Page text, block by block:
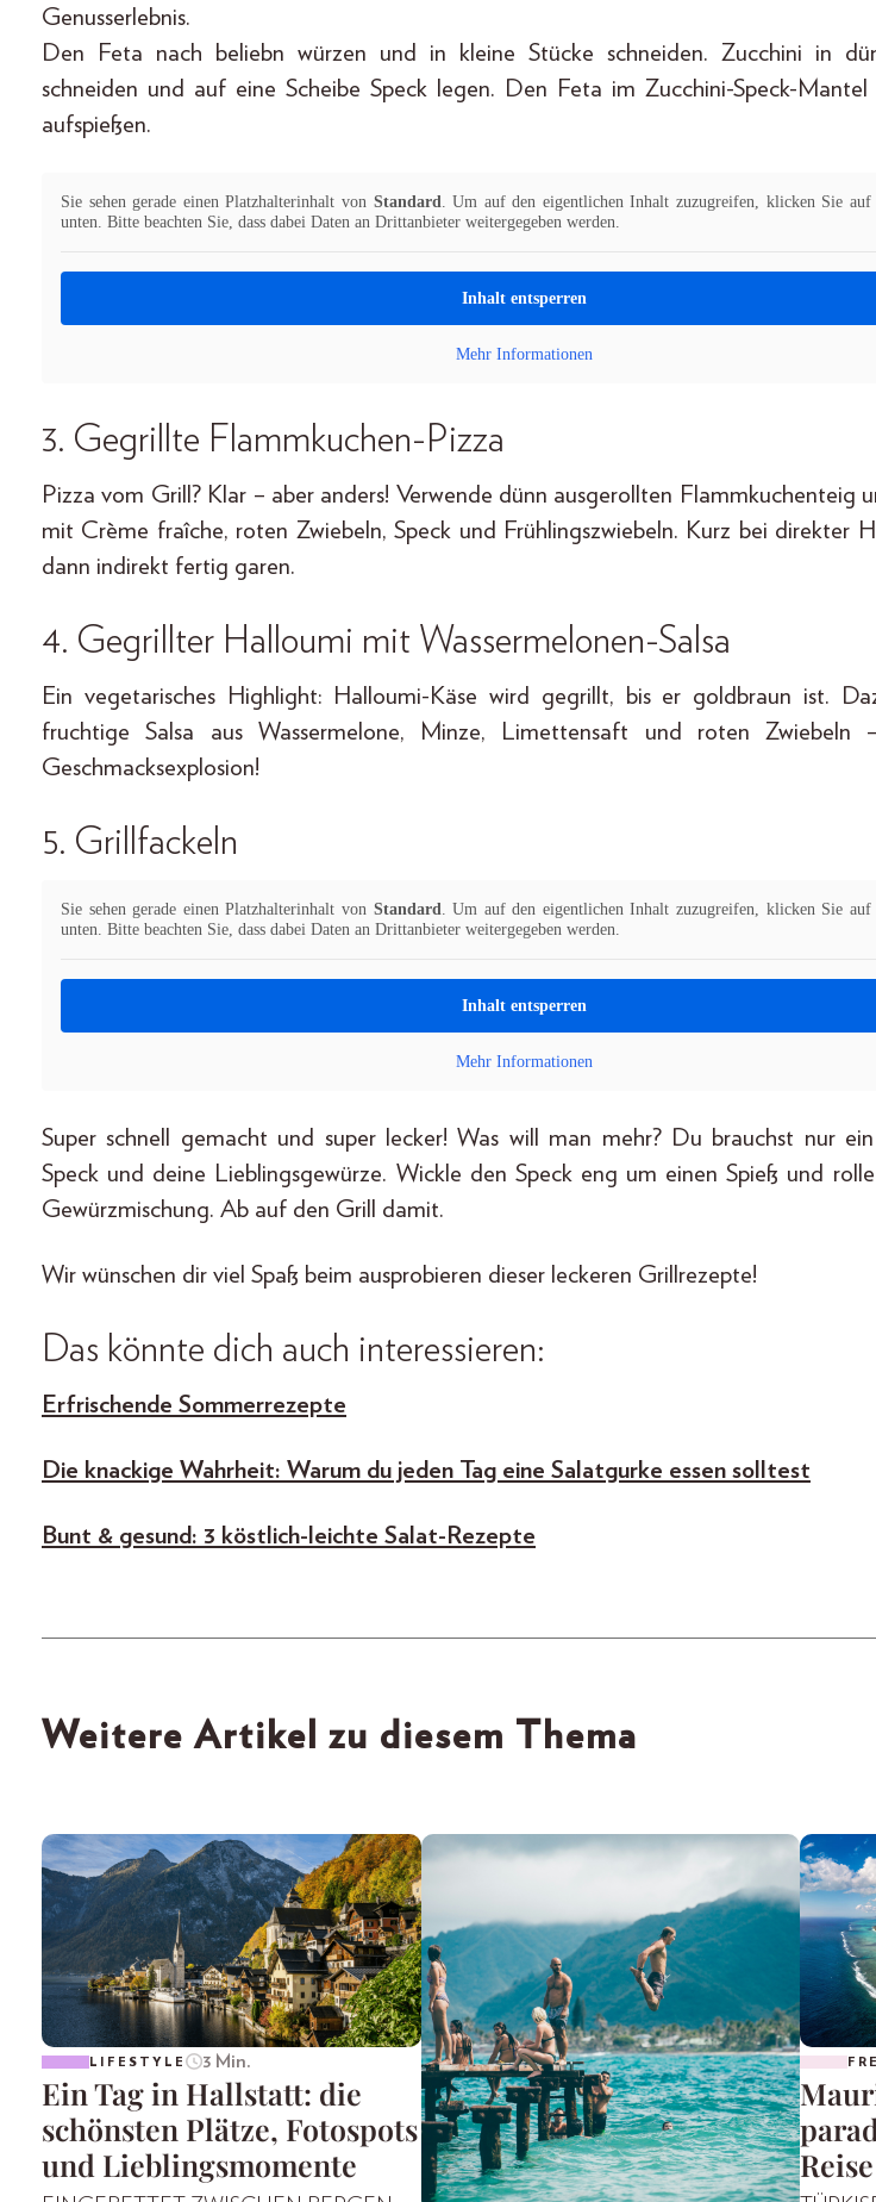
Genusserlebnis.
Den Feta nach beliebn würzen und in kleine Stücke schneiden. Zucchini in
schneiden und auf eine Scheibe Speck legen. Den Feta im Zucchini-Speck-Mantel
aufspießen.
Sie sehen gerade einen Platzhalterinhalt von Standard
. Um auf den eigentlichen Inhalt zuzugreifen, klicken Sie auf
unten. Bitte beachten Sie, dass dabei Daten an Drittanbieter weitergegeben werden.
Inhalt entsperren
Mehr Informationen
3. Gegrillte Flammkuchen-Pizza
Pizza vom Grill? Klar – aber anders! Verwende dünn ausgerollten Flammkuchenteig
mit Crème fraîche, roten Zwiebeln, Speck und Frühlingszwiebeln. Kurz bei direkter
dann indirekt fertig garen.
4. Gegrillter Halloumi mit Wassermelonen-Salsa
Ein vegetarisches Highlight: Halloumi-Käse wird gegrillt, bis er goldbraun ist.
fruchtige Salsa aus Wassermelone, Minze, Limettensaft und roten Zwiebeln
Geschmacksexplosion!
5. Grillfackeln
Sie sehen gerade einen Platzhalterinhalt von Standard
. Um auf den eigentlichen Inhalt zuzugreifen, klicken Sie auf
unten. Bitte beachten Sie, dass dabei Daten an Drittanbieter weitergegeben werden.
Inhalt entsperren
Mehr Informationen
Super schnell gemacht und super lecker! Was will man mehr? Du brauchst nur
Speck und deine Lieblingsgewürze. Wickle den Speck eng um einen Spieß und
Gewürzmischung. Ab auf den Grill damit.
Wir wünschen dir viel Spaß beim ausprobieren dieser leckeren Grillrezepte!
Das könnte dich auch interessieren:
Erfrischende Sommerrezepte
Die knackige Wahrheit: Warum du jeden Tag eine Salatgurke essen solltest
Bunt & gesund: 3 köstlich-leichte Salat-Rezepte
Weitere Artikel zu diesem Thema
LIFESTYLE 3 Min.
Ein Tag in Hallstatt: die
schönsten Plätze, Fotospots
und Lieblingsmomente